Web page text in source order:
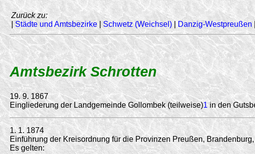
Zurück zu:
| Städte und Amtsbezirke|Schwetz (Weichsel)| Danzig-Westpreußen
Amtsbezirk Schrotten
19. 9. 1867
Eingliederung der Landgemeinde Gollombek (teilweise)1in den
1. 1. 1874
Einführung der Kreisordnung für die Provinzen Preußen,
Es gelten: